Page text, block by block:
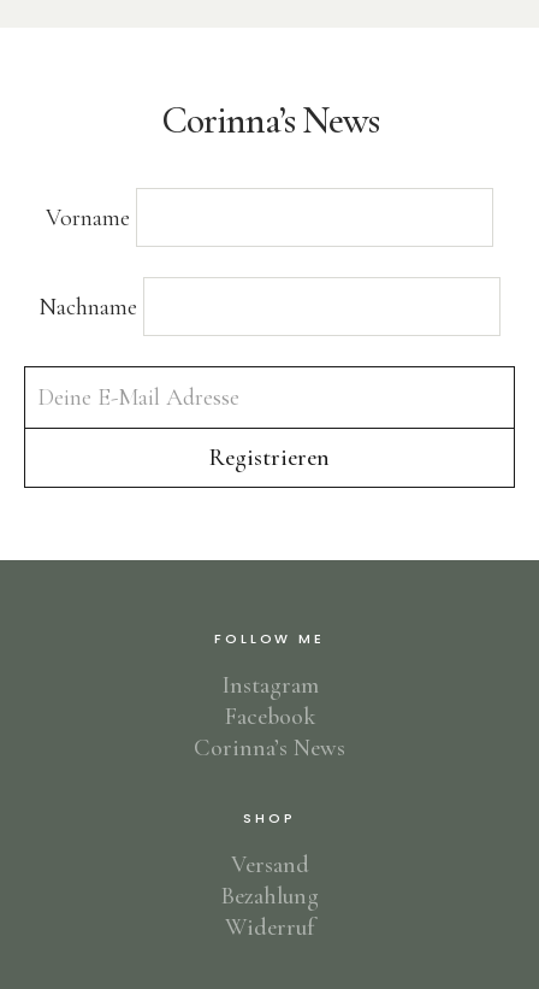
Corinna’s News
Vorname
Nachname
FOLLOW ME
Instagram
Facebook
Corinna’s News
SHOP
Versand
Bezahlung
Widerruf